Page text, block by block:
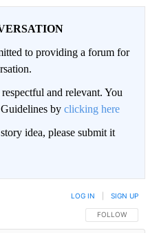
to providing a forum for
and relevant. You
by clicking here
idea, please submit it
FOLLOW THIS
FOLLOW
LOG IN SIGN UP